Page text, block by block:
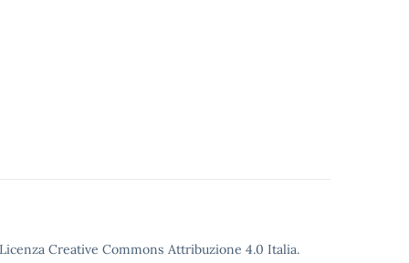
Creative Commons Attribuzione 4.0 Italia.